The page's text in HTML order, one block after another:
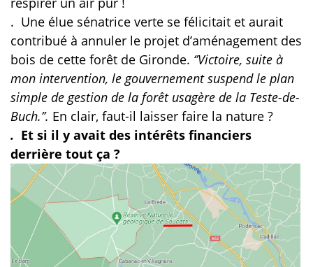
. Une élue sénatrice verte se félicitait et aurait
contribué à annuler le projet d’aménagement des
bois de cette forêt de Gironde. ‘’Victoire, suite à
mon intervention, le gouvernement suspend le plan
simple de gestion de la forêt usagère de la Teste-de-
Buch.’’. En clair, faut-il laisser faire la nature ?
. Et si il y avait des intérêts financiers
derrière tout ça ?